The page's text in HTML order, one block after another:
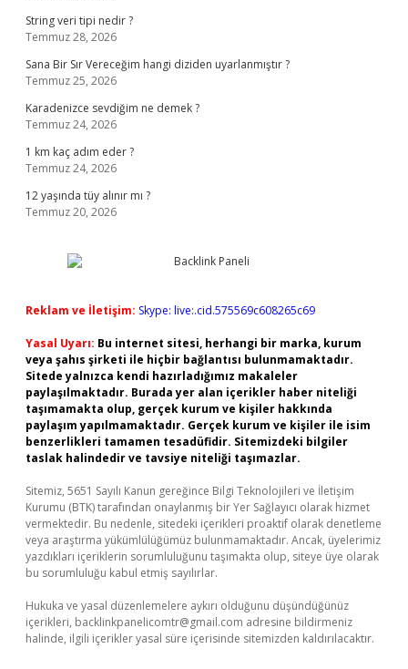
String veri tipi nedir ?
Temmuz 28, 2026
Sana Bir Sır Vereceğim hangi diziden uyarlanmıştır ?
Temmuz 25, 2026
Karadenizce sevdiğim ne demek ?
Temmuz 24, 2026
1 km kaç adım eder ?
Temmuz 24, 2026
12 yaşında tüy alınır mı ?
Temmuz 20, 2026
Reklam ve İletişim: Skype: live:.cid.575569c608265c69
Yasal Uyarı: Bu internet sitesi, herhangi bir marka, kurum
veya şahıs şirketi ile hiçbir bağlantısı bulunmamaktadır.
Sitede yalnızca kendi hazırladığımız makaleler
paylaşılmaktadır. Burada yer alan içerikler haber niteliği
taşımamakta olup, gerçek kurum ve kişiler hakkında
paylaşım yapılmamaktadır. Gerçek kurum ve kişiler ile isim
benzerlikleri tamamen tesadüfidir. Sitemizdeki bilgiler
taslak halindedir ve tavsiye niteliği taşımazlar.
Sitemiz, 5651 Sayılı Kanun gereğince Bilgi Teknolojileri ve İletişim
Kurumu (BTK) tarafından onaylanmış bir Yer Sağlayıcı olarak hizmet
vermektedir. Bu nedenle, sitedeki içerikleri proaktif olarak denetleme
veya araştırma yükümlülüğümüz bulunmamaktadır. Ancak, üyelerimiz
yazdıkları içeriklerin sorumluluğunu taşımakta olup, siteye üye olarak
bu sorumluluğu kabul etmiş sayılırlar.
Hukuka ve yasal düzenlemelere aykırı olduğunu düşündüğünüz
içerikleri, backlinkpanelicomtr@gmail.com adresine bildirmeniz
halinde, ilgili içerikler yasal süre içerisinde sitemizden kaldırılacaktır.